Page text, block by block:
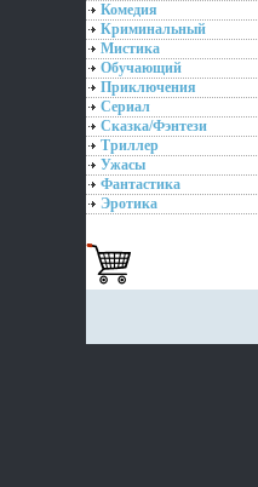
Комедия
Криминальный
Мистика
Обучающий
Приключения
Сериал
Сказка/Фэнтези
Триллер
Ужасы
Фантастика
Эротика